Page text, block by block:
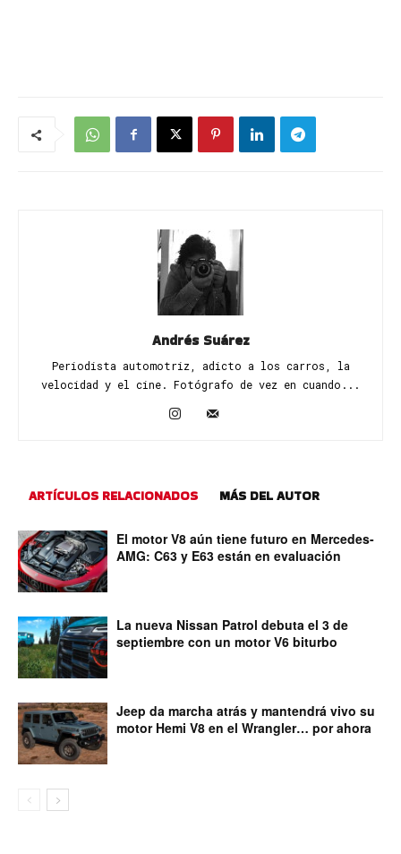
Andrés Suárez
Periodista automotriz, adicto a los carros, la
velocidad y el cine. Fotógrafo de vez en cuando...
ARTÍCULOS RELACIONADOS MÁS DEL AUTOR
El motor V8 aún tiene futuro en Mercedes-
AMG: C63 y E63 están en evaluación
La nueva Nissan Patrol debuta el 3 de
septiembre con un motor V6 biturbo
Jeep da marcha atrás y mantendrá vivo su
motor Hemi V8 en el Wrangler… por ahora